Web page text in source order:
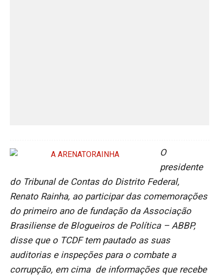
O
presidente
do Tribunal de Contas do Distrito Federal,
Renato Rainha, ao participar das comemorações
do primeiro ano de fundação da Associação
Brasiliense de Blogueiros de Política – ABBP,
disse que o TCDF tem pautado as suas
auditorias e inspeções para o combate a
corrupção, em cima de informações que recebe